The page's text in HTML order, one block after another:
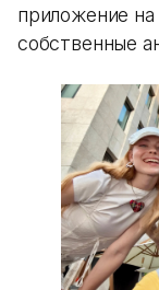
приложение
собственные